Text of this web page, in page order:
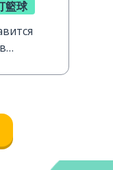
籃球